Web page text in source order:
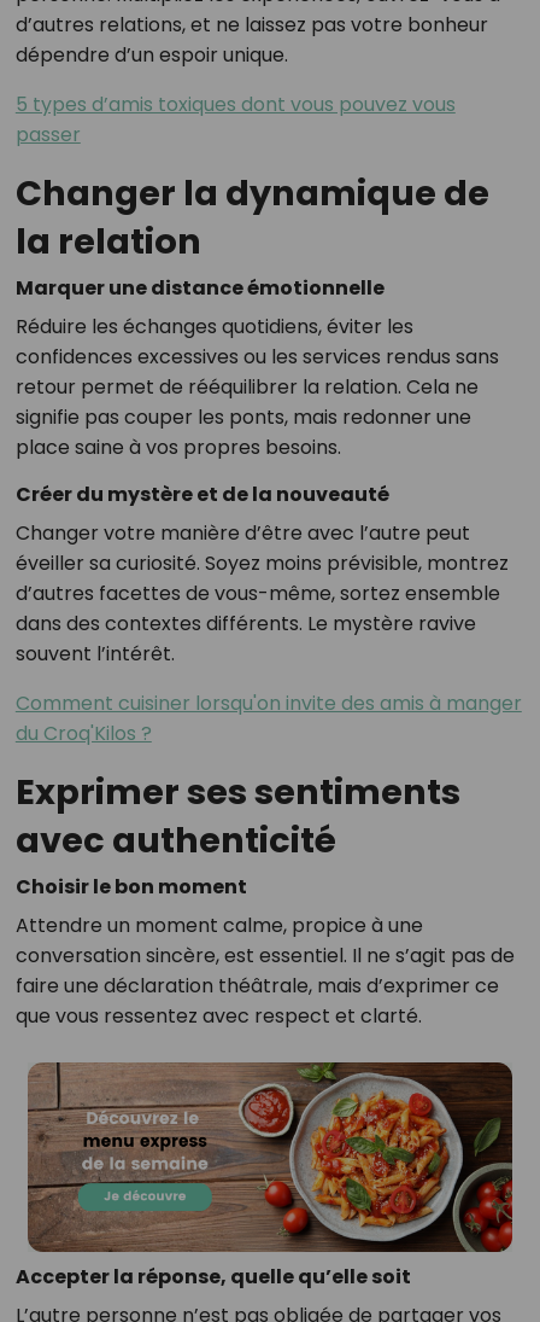
d’autres relations, et ne laissez pas votre bonheur
dépendre d’un espoir unique.
5 types d’amis toxiques dont vous pouvez vous
passer
Changer la dynamique de
la relation
Marquer une distance émotionnelle
Réduire les échanges quotidiens, éviter les
confidences excessives ou les services rendus sans
retour permet de rééquilibrer la relation. Cela ne
signifie pas couper les ponts, mais redonner une
place saine à vos propres besoins.
Créer du mystère et de la nouveauté
Changer votre manière d’être avec l’autre peut
éveiller sa curiosité. Soyez moins prévisible, montrez
d’autres facettes de vous-même, sortez ensemble
dans des contextes différents. Le mystère ravive
souvent l’intérêt.
Comment cuisiner lorsqu'on invite des amis à manger
du Croq'Kilos ?
Exprimer ses sentiments
avec authenticité
Choisir le bon moment
Attendre un moment calme, propice à une
conversation sincère, est essentiel. Il ne s’agit pas de
faire une déclaration théâtrale, mais d’exprimer ce
que vous ressentez avec respect et clarté.
Accepter la réponse, quelle qu’elle soit
L’autre personne n’est pas obligée de partager vos